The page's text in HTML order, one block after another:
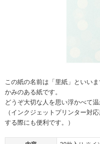
この紙の名前は「里紙」といい
かみのある紙です。
どうぞ大切な人を思い浮かべて
（インクジェットプリンター対
する際にも便利です。）